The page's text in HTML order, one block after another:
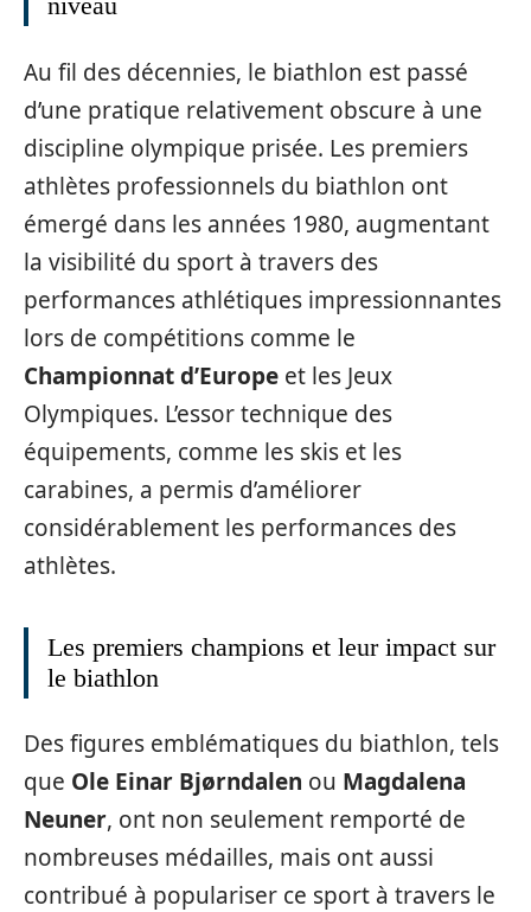
Au fil des décennies, le biathlon est passé
d’une pratique relativement obscure à une
discipline olympique prisée. Les premiers
athlètes professionnels du biathlon ont
émergé dans les années 1980, augmentant
la visibilité du sport à travers des
performances athlétiques impressionnantes
lors de compétitions comme le
Championnat d’Europe et les Jeux
Olympiques. L’essor technique des
équipements, comme les skis et les
carabines, a permis d’améliorer
considérablement les performances des
athlètes.
Les premiers champions et leur impact sur
le biathlon
Des figures emblématiques du biathlon, tels
que Ole Einar Bjørndalen ou Magdalena
Neuner, ont non seulement remporté de
nombreuses médailles, mais ont aussi
contribué à populariser ce sport à travers le